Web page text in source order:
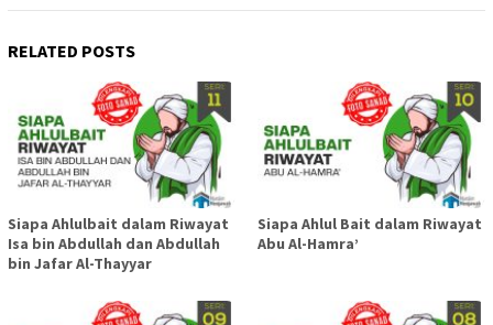
RELATED POSTS
Siapa Ahlulbait dalam Riwayat
Isa bin Abdullah dan Abdullah
bin Jafar Al-Thayyar
Siapa Ahlul Bait dalam Riwayat
Abu Al-Hamra’